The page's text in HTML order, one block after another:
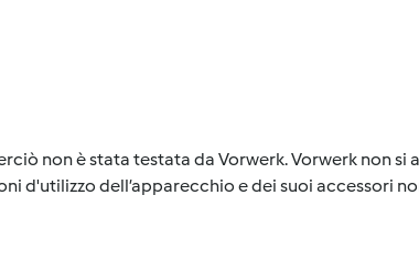
non è stata testata da Vorwerk. Vorwerk non
d'utilizzo dell’apparecchio e dei suoi accessori